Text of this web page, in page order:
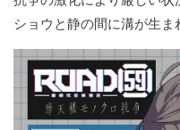
ショウと静の間に溝が生ま